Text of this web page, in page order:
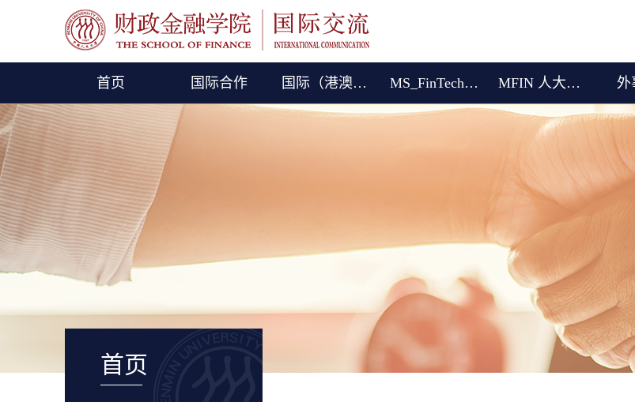
首页 国际合作 国际（港澳台）交流 MS_FinTech (English) MFIN 人大女王金融硕士 外
首页